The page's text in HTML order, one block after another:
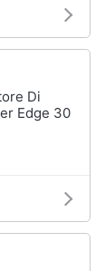
Di
Edge 30